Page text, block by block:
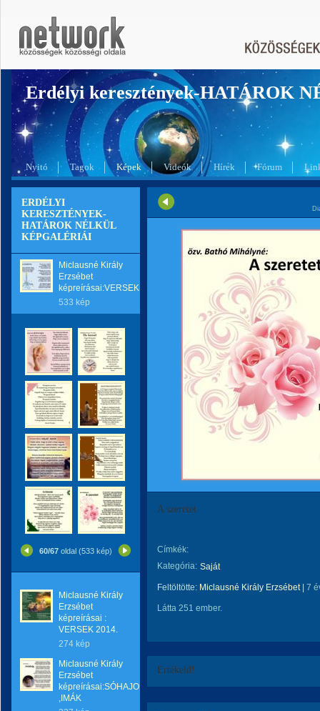
Erdélyi keresztények-HATÁROK
Nyitó Tagok Képek Videók Hírek Fórum
ERDÉLYI
KERESZTÉNYEK-
HATÁROK NÉLKÜL
KÉPGALÉRIÁI
Miclausné Király
Erzsébet
képreírásai:VERSEK
533 kép
60/67 oldal (533 kép)
Miclausné Király
Erzsébet
képreírásai :
VERSEK 2014.
274 kép
Miclausné Király
Erzsébet
képreírásai:SÓHAJOK
,IMÁK
A szeretet
Címkék:
Kategória: Saját
Feltöltötte: Miclausné Király Erzsébet| 7
Látta 251 ember.
Értékeld!